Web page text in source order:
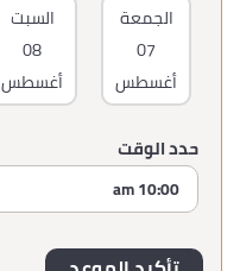
الجمعة
07
أغسطس
السبت
08
أغسطس
حدد الوقت